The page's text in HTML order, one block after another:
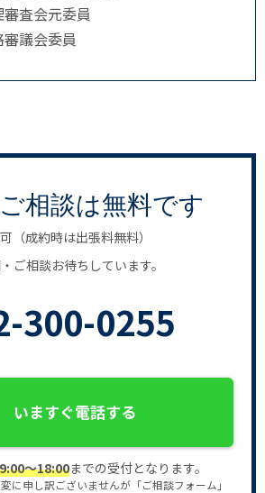
査会元委員
議会委員
相談は無料です
（成約時は出張料無料）
ご相談お待ちしています。
300-0255
いますぐ電話する
〜18:00までの受付となります。
に申し訳ございませんが「ご相談フォーム」